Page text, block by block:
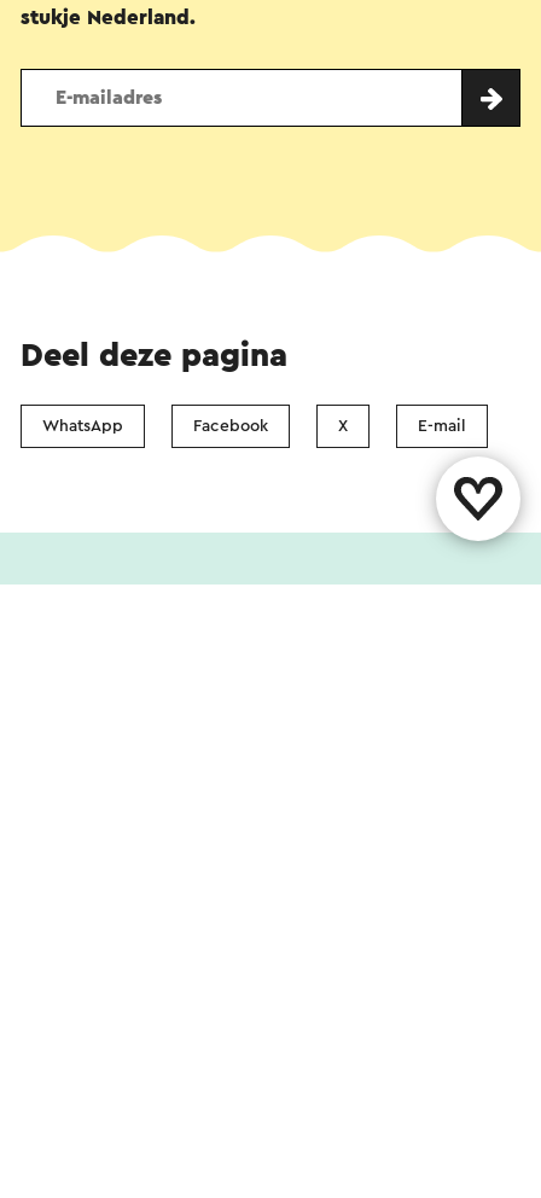
stukje Nederland.
Deel deze pagina
WhatsApp Facebook X E-mail